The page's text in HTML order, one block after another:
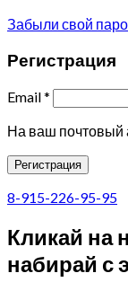
Забыли свой
Регистрация
Email*
На ваш почтовый
Регистрация
8-915-226-95-95
Кликай на
набирай с